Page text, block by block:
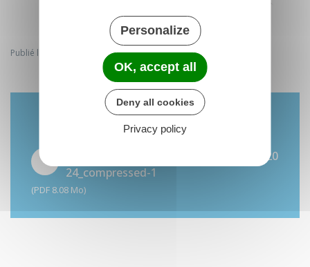
Publié le jeudi 2 juillet 2026
TÉLÉCHARGER
flyer_a4_liste_bons_gestes_a_adopter_20
24_compressed-1
(PDF 8.08 Mo)
Personalize
OK, accept all
Deny all cookies
Privacy policy